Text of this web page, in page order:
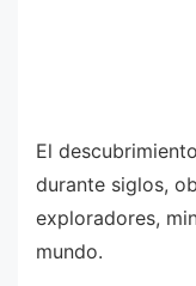
El
durante siglos,
exploradores,
mundo.